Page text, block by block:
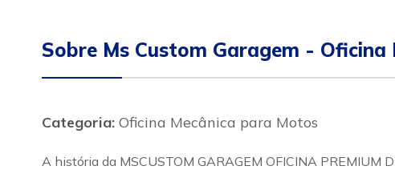
Sobre Ms Custom Garagem -
Categoria: Oficina Mecânica para Motos
A história da MSCUSTOM GARAGEM OFICINA